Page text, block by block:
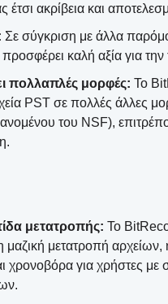
έτσι ακρίβεια και
Σε σύγκριση με άλλα
καλή αξία για την
πολλαπλές μορφές: Το
PST σε πολλές άλλες
του NSF),
μετατροπής: Το
μαζική μετατροπή αρχείων,
χρονοβόρα για χρήστες με